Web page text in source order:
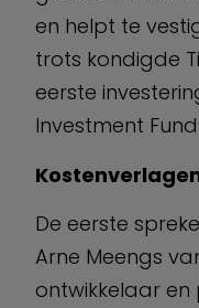
en helpt te
trots kondigde
eerste
Investment
De eerste
Arne Meengs
ontwikkelaar